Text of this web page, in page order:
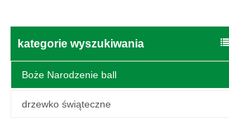
kategorie wyszukiwania
Boże Narodzenie ball
drzewko świąteczne